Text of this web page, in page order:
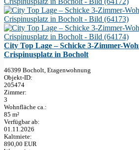
City Top Lage – Schicke 3-Zimmer-
Crispinusplatz in Bocholt
46399 Bocholt, Etagenwohnung
Objekt-ID:
205474
Zimmer:
3
Wohnfläche ca.:
85 m²
Verfügbar ab:
01.11.2026
Kaltmiete:
890,00 EUR